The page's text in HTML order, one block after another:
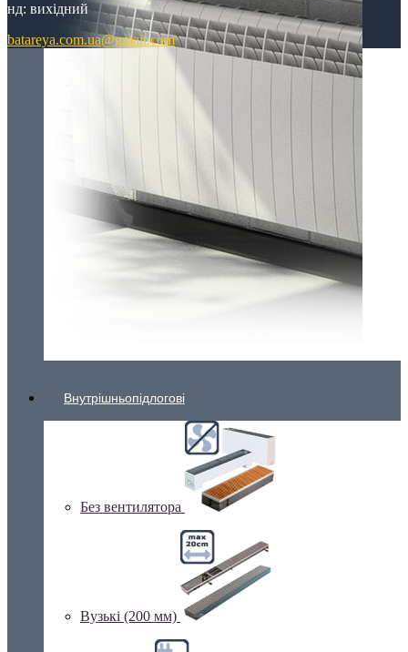
Внутрішньопідлогові
Без вентилятора
Вузькі (200 мм)
нд: вихідний
batareya.com.ua@gmail.com